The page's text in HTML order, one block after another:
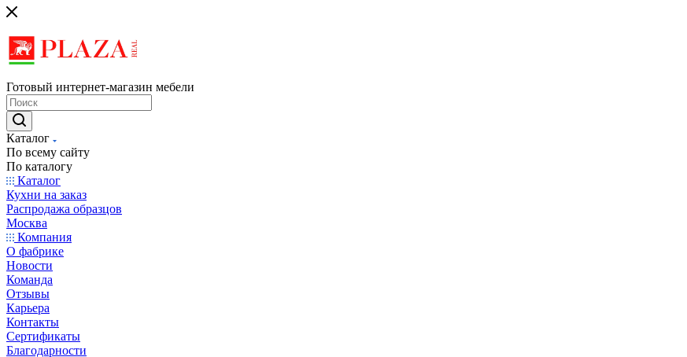
Готовый интернет-магазин мебели
Каталог
По всему сайту
По каталогу
Каталог
Кухни на заказ
Распродажа образцов
Москва
Компания
О фабрике
Новости
Команда
Отзывы
Карьера
Контакты
Сертификаты
Благодарности